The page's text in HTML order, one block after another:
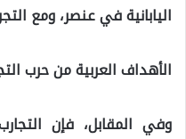
اليابانية في عنصر، ومع
الأهداف العربية من حرب
وفي المقابل، فإن